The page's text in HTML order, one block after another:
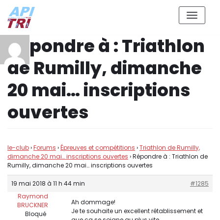
Aller
contenu
Répondre à : Triathlon
de Rumilly, dimanche
20 mai… inscriptions
ouvertes
le-club›Forums ›Épreuves et compétitions ›Triathlon de Rumilly,
dimanche 20 mai… inscriptions ouvertes ›Répondre à : Triathlon de
Rumilly, dimanche 20 mai… inscriptions ouvertes
19 mai 2018 à 11 h 44 min
#1285
Raymond
BRUCKNER
Bloqué
Ah dommage!
Je te souhaite un excellent rétablissement et